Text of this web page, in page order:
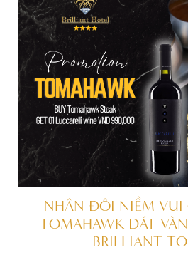
NHÂN ĐÔI NIỀM
TOMAHAWK DÁT
BRILLIANT